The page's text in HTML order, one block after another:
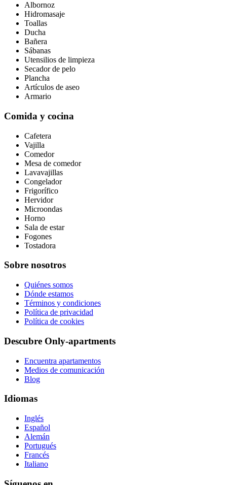
Albornoz
Hidromasaje
Toallas
Ducha
Bañera
Sábanas
Utensilios de limpieza
Secador de pelo
Plancha
Artículos de aseo
Armario
Comida y cocina
Cafetera
Vajilla
Comedor
Mesa de comedor
Lavavajillas
Congelador
Frigorífico
Hervidor
Microondas
Horno
Sala de estar
Fogones
Tostadora
Sobre nosotros
Quiénes somos
Dónde estamos
Términos y condiciones
Política de privacidad
Política de cookies
Descubre Only-apartments
Encuentra apartamentos
Medios de comunicación
Blog
Idiomas
Inglés
Español
Alemán
Portugués
Francés
Italiano